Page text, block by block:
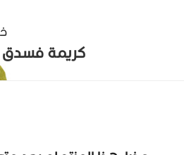
كريمة فسدق كوالتي